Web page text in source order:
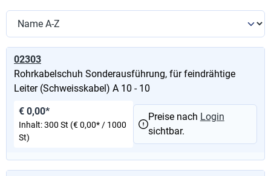
02303
Rohrkabelschuh Sonderausführung, für feindrähtige
Leiter (Schweisskabel) A 10 - 10
€ 0,00*
Inhalt:300 St (€ 0,00* / 1000
St)
Preise nach Login
sichtbar.